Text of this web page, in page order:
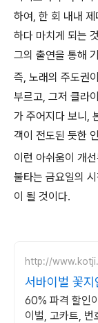
하여, 한 회 내내
하다 마치게 되는
그의 출연을 통해
즉, 노래의 주도권
부르고, 그저 클라
가 주어지다 보니,
객이 전도된 듯한
이런 아쉬움이 개
불타는 금요일의
이 될 것이다.
http://
서바이벌 꽃
할인 진행중!
60% 파격 할인
이벌, 고카트, 번